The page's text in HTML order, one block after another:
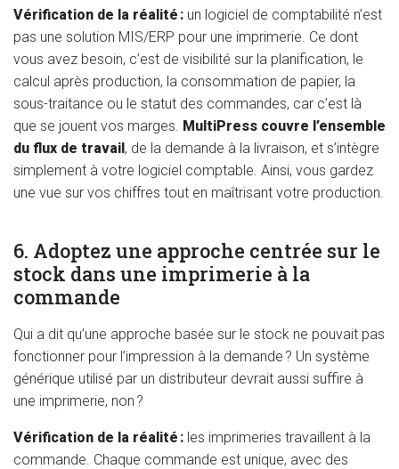
Vérification de la réalité : un logiciel de comptabilité n’est
pas une solution MIS/ERP pour une imprimerie. Ce dont
vous avez besoin, c’est de visibilité sur la planification, le
calcul après production, la consommation de papier, la
sous-traitance ou le statut des commandes, car c’est là
que se jouent vos marges. MultiPress couvre l’ensemble
du flux de travail, de la demande à la livraison, et s’intègre
simplement à votre logiciel comptable. Ainsi, vous gardez
une vue sur vos chiffres tout en maîtrisant votre production.
6. Adoptez une approche centrée sur le
stock dans une imprimerie à la
commande
Qui a dit qu’une approche basée sur le stock ne pouvait pas
fonctionner pour l’impression à la demande ? Un système
générique utilisé par un distributeur devrait aussi suffire à
une imprimerie, non ?
Vérification de la réalité : les imprimeries travaillent à la
commande. Chaque commande est unique, avec des